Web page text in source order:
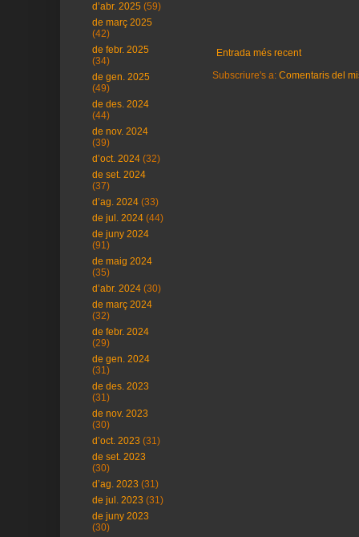
Entrada més recent
Subscriure's a: Comentaris del
d’abr. 2025 (59)
de març 2025
(42)
de febr. 2025
(34)
de gen. 2025
(49)
de des. 2024
(44)
de nov. 2024
(39)
d’oct. 2024 (32)
de set. 2024
(37)
d’ag. 2024 (33)
de jul. 2024 (44)
de juny 2024
(91)
de maig 2024
(35)
d’abr. 2024 (30)
de març 2024
(32)
de febr. 2024
(29)
de gen. 2024
(31)
de des. 2023
(31)
de nov. 2023
(30)
d’oct. 2023 (31)
de set. 2023
(30)
d’ag. 2023 (31)
de jul. 2023 (31)
de juny 2023
(30)